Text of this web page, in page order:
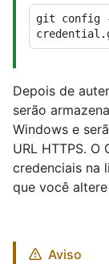
git config
Depois de
serão
Windows e
URL HTTPS.
credenciais na
que você
Aviso